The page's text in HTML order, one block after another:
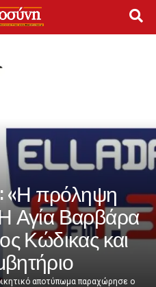
«Η πρόληψη
Αγία Βαρβάρα
Κώδικας και
αποτύπωμα παραχώρησε ο